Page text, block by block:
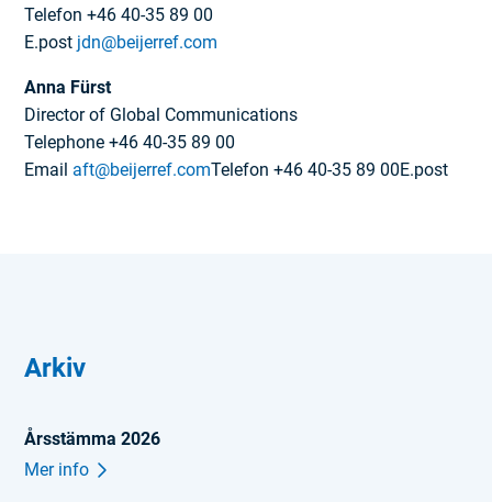
Telefon +46 40-35 89 00
E.post jdn@beijerref.com
Anna Fürst
Director of Global Communications
Telephone +46 40-35 89 00
Email aft@beijerref.comTelefon +46 40-35 89 00E.post
Arkiv
Årsstämma 2026
Mer info